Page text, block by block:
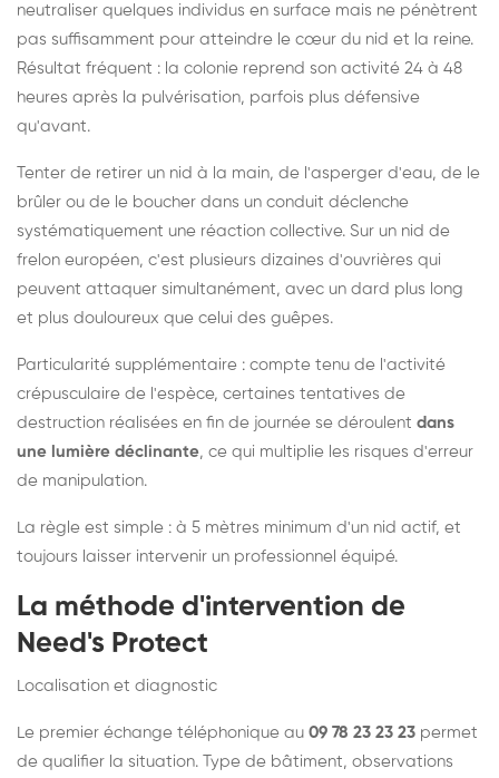
neutraliser quelques individus en surface mais ne pénètrent
pas suffisamment pour atteindre le cœur du nid et la reine.
Résultat fréquent : la colonie reprend son activité 24 à 48
heures après la pulvérisation, parfois plus défensive
qu'avant.
Tenter de retirer un nid à la main, de l'asperger d'eau, de le
brûler ou de le boucher dans un conduit déclenche
systématiquement une réaction collective. Sur un nid de
frelon européen, c'est plusieurs dizaines d'ouvrières qui
peuvent attaquer simultanément, avec un dard plus long
et plus douloureux que celui des guêpes.
Particularité supplémentaire : compte tenu de l'activité
crépusculaire de l'espèce, certaines tentatives de
destruction réalisées en fin de journée se déroulent dans
une lumière déclinante, ce qui multiplie les risques d'erreur
de manipulation.
La règle est simple : à 5 mètres minimum d'un nid actif, et
toujours laisser intervenir un professionnel équipé.
La méthode d'intervention de
Need's Protect
Localisation et diagnostic
Le premier échange téléphonique au 09 78 23 23 23 permet
de qualifier la situation. Type de bâtiment, observations